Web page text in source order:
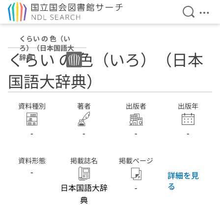
検索を
メ
くらい の 色（い
ろ）（日本国語大
辞典）
くらい の 色（いろ）（日本
国語大辞典）
資料種別
-
著者
-
出版者
-
出版年
-
資料形態
-
掲載誌名
日本国語大辞
典
掲載ページ
-
詳細を見
る